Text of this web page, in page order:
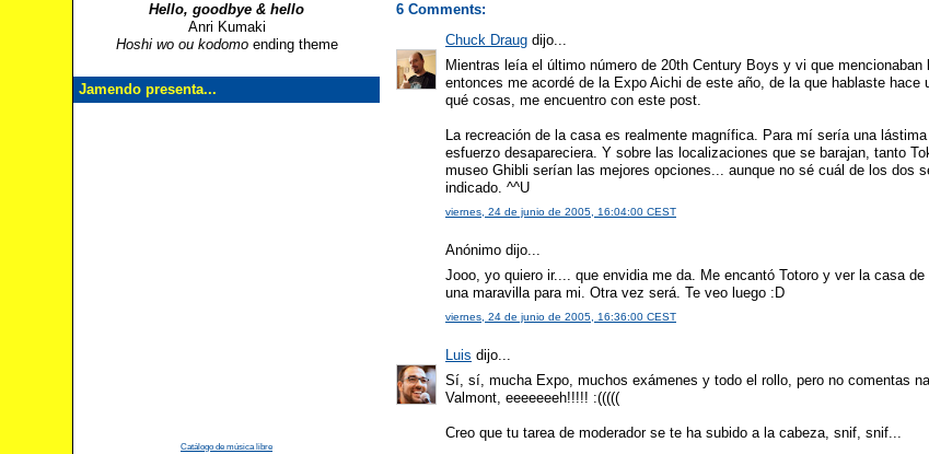
Hello, goodbye & hello
Anri Kumaki
Hoshi wo ou kodomoending theme
Jamendo presenta...
Catálogo de música libre
6 Comments:
Chuck Draug dijo...
Mientras leía el último número de 20th Century Boys y vi que mencionaban
entonces me acordé de la Expo Aichi de este año, de la que hablaste hace
qué cosas, me encuentro con este post.
La recreación de la casa es realmente magnífica. Para mí sería una
esfuerzo desapareciera. Y sobre las localizaciones que se barajan, tanto
museo Ghibli serían las mejores opciones... aunque no sé cuál de los dos
indicado. ^^U
viernes, 24 de junio de 2005, 16:04:00 CEST
Anónimo dijo...
Jooo, yo quiero ir.... que envidia me da. Me encantó Totoro y ver la casa
una maravilla para mi. Otra vez será. Te veo luego :D
viernes, 24 de junio de 2005, 16:36:00 CEST
Luis dijo...
Sí, sí, mucha Expo, muchos exámenes y todo el rollo, pero no comentas
Valmont, eeeeeeeh!!!!! :(((((
Creo que tu tarea de moderador se te ha subido a la cabeza, snif, snif...